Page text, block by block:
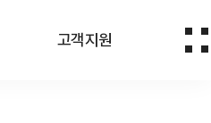
고객지원